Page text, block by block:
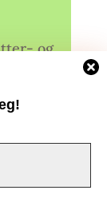
og